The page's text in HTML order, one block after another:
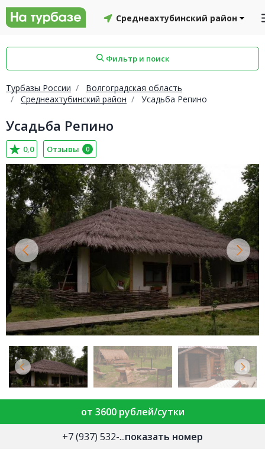
Среднеахтубинский район
Фильтр и поиск
Турбазы России
Волгоградская область
Среднеахтубинский район
Усадьба Репино
Усадьба Репино
0,0 Отзывы 0
от 3600 рублей/сутки
+7 (937) 532-...показать номер
Смоленский район
Красноборский район
Онежский район
Северодвинск Устьянский район